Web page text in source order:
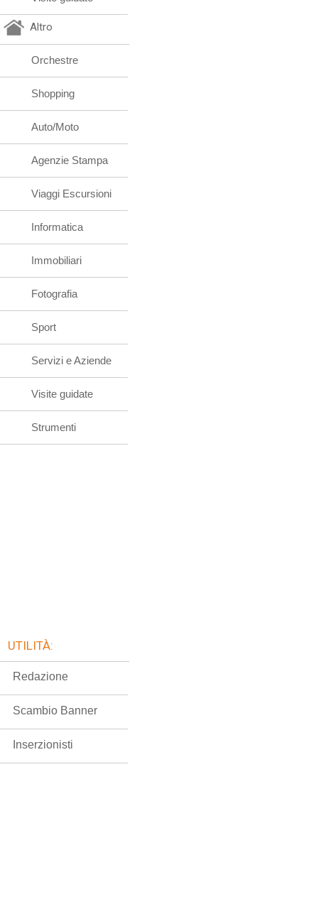
Altro
Orchestre
Shopping
Auto/Moto
Agenzie Stampa
Viaggi Escursioni
Informatica
Immobiliari
Fotografia
Sport
Servizi e Aziende
Visite guidate
Strumenti
UTILITÀ:
Redazione
Scambio Banner
Inserzionisti